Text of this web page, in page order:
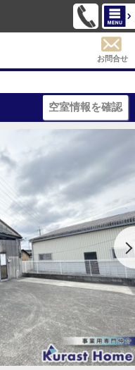
お問合せ
空室情報を確認